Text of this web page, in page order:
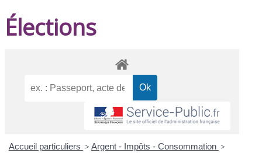
Élections
Accueil particuliers > Argent - Impôts - Consommation >